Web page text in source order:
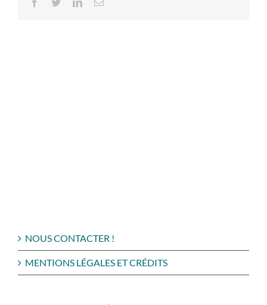
NOUS CONTACTER !
MENTIONS LÉGALES ET CRÉDITS